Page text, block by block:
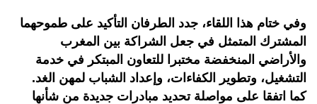
وفي ختام هذا اللقاء، جدد الطرفان التأكيد على طموحهما
المشترك المتمثل في جعل الشراكة بين المغرب
والأراضي المنخفضة مختبرا للتعاون المبتكر في خدمة
التشغيل، وتطوير الكفاءات، وإعداد الشباب لمهن الغد.
كما اتفقا على مواصلة تحديد مبادرات جديدة من شأنها